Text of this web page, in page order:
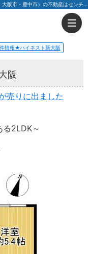
★新着物件情報★ハイネスト新大阪【更新】 | 大阪（門真市・大阪市・豊中市）の不動産はセンチュリー21マックス不動産販売
情報★ハイネスト新大阪
阪
売りに出ました
る2LDK～